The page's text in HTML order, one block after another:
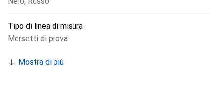
Tipo di linea di misura
Morsetti di prova
Mostra di più